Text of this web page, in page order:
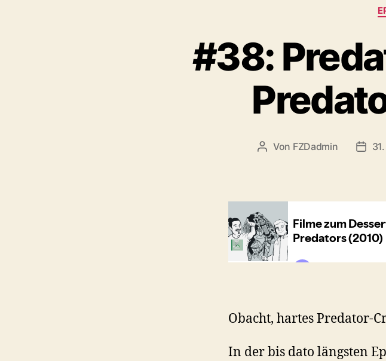
#38:
Beitragsautor
Von FZDadmin
Obacht, hartes Predator-
In der bis dato längsten